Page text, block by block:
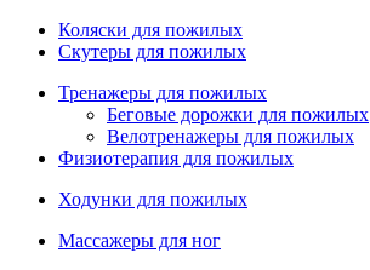
Коляски для пожилых
Скутеры для пожилых
Тренажеры для пожилых
Беговые дорожки для пожилых
Велотренажеры для пожилых
Физиотерапия для пожилых
Ходунки для пожилых
Массажеры для ног